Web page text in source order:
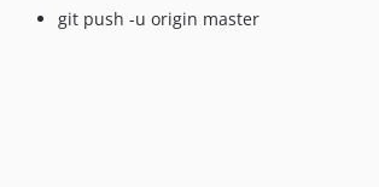
git push -u origin master